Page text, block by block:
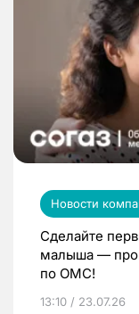
Новости
Сделайте
малыша —
по ОМС!
13:10 / 23.07.26